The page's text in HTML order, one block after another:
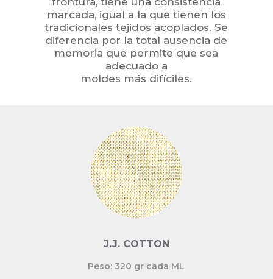
marcada, igual a la que tienen los
tradicionales tejidos acoplados. Se
diferencia por la total ausencia de
memoria que permite que sea
adecuado a
moldes más difíciles.
J.J. COTTON
Peso: 320 gr cada ML